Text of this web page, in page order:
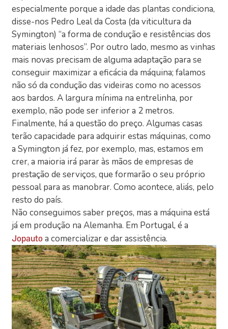
especialmente porque a idade das plantas condiciona,
disse-nos Pedro Leal da Costa (da viticultura da
Symington) “a forma de condução e resistências dos
materiais lenhosos”. Por outro lado, mesmo as vinhas
mais novas precisam de alguma adaptação para se
conseguir maximizar a eficácia da máquina; falamos
não só da condução das videiras como no acessos
aos bardos. A largura mínima na entrelinha, por
exemplo, não pode ser inferior a 2 metros.
Finalmente, há a questão do preço. Algumas casas
terão capacidade para adquirir estas máquinas, como
a Symington já fez, por exemplo, mas, estamos em
crer, a maioria irá parar às mãos de empresas de
prestação de serviços, que formarão o seu próprio
pessoal para as manobrar. Como acontece, aliás, pelo
resto do país.
Não conseguimos saber preços, mas a máquina está
já em produção na Alemanha. Em Portugal, é a
Jopauto a comercializar e dar assistência.